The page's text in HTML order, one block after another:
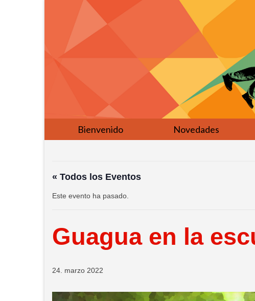
Bienvenido Novedades
« Todos los Eventos
Este evento ha pasado.
Guagua en la
24. marzo 2022